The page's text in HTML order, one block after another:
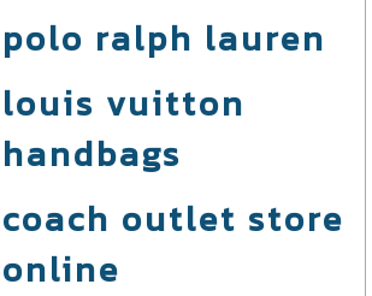
polo ralph lauren
louis vuitton
handbags
coach outlet store
online